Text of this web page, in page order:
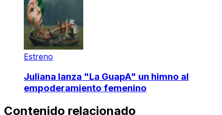
Estreno
Juliana lanza "La GuapA" un himno al
empoderamiento femenino
Contenido relacionado